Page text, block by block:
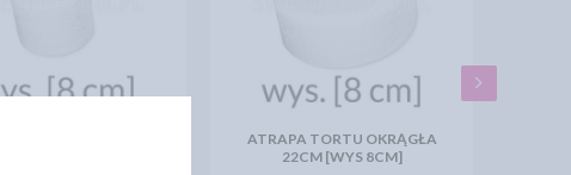
ATRAPA TORTU OKRĄGŁA
22CM [WYS 8CM]